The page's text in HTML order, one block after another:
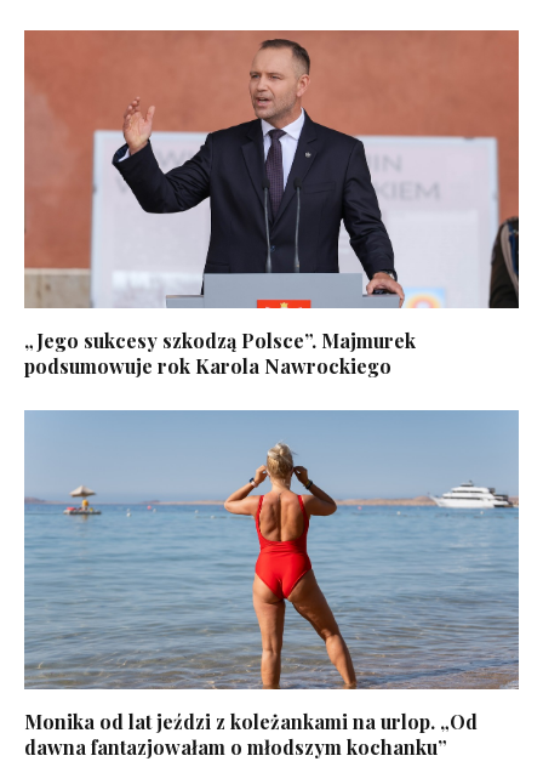
„Jego sukcesy szkodzą Polsce”. Majmurek
podsumowuje rok Karola Nawrockiego
Monika od lat jeździ z koleżankami na urlop. „Od
dawna fantazjowałam o młodszym kochanku”